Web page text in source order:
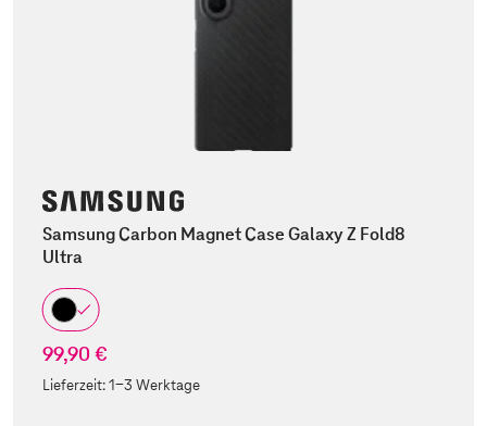
Samsung Carbon Magnet Case Galaxy Z Fold8
Ultra
99,90 €
Lieferzeit:1-3 Werktage